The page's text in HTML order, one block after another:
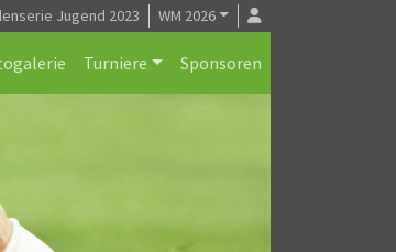
Jugend 2023 WM 2026
Turniere Sponsoren